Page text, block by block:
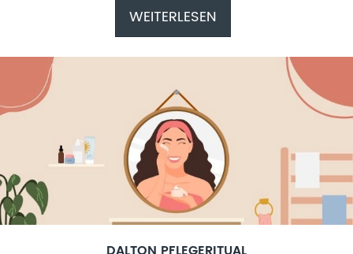
WEITERLESEN